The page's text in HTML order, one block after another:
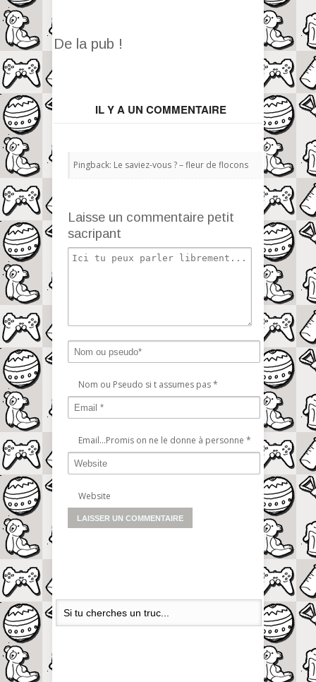
De la pub !
IL Y A UN COMMENTAIRE
Pingback: Le saviez-vous ? – fleur de flocons
Laisse un commentaire petit
sacripant
Nom ou Pseudo si t assumes pas*
Email...Promis on ne le donne à personne *
Website